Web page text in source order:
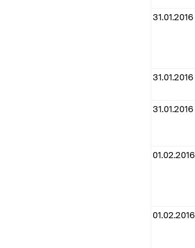
31.01.2016
31.01.2016
31.01.2016
01.02.2016
01.02.2016